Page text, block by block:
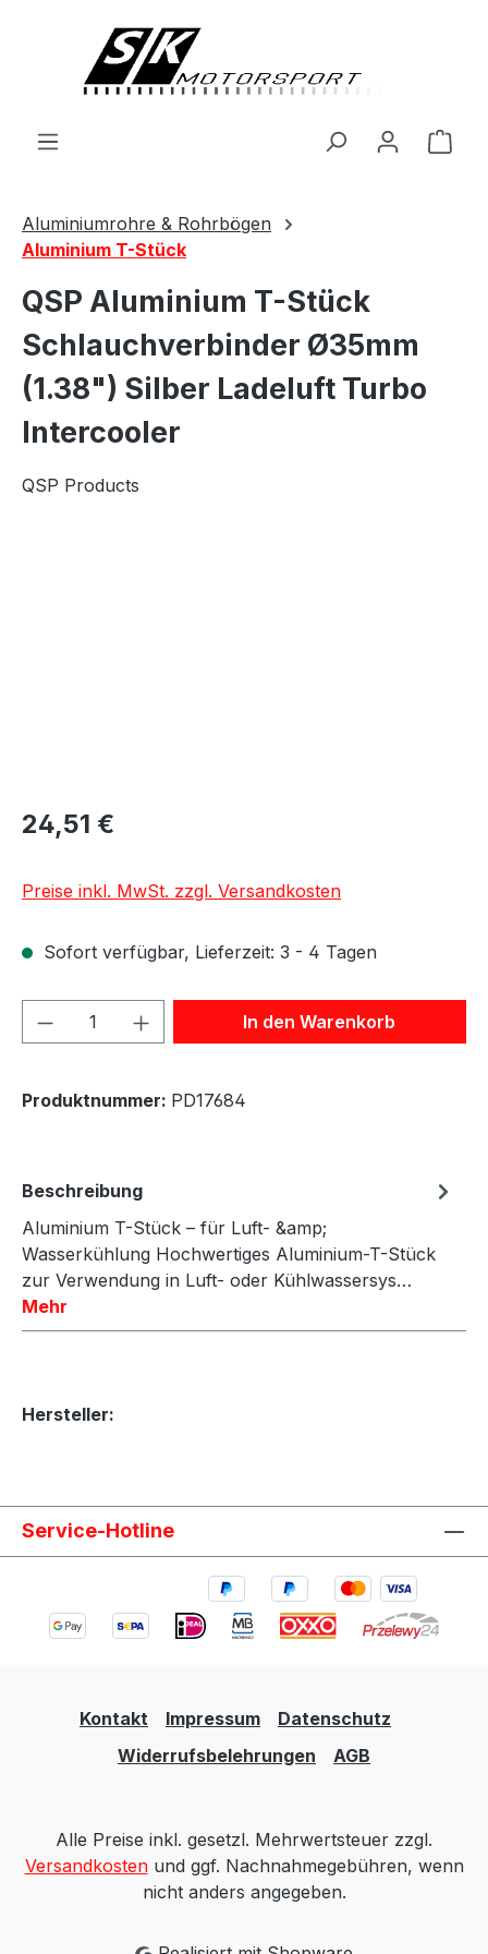
Aluminiumrohre & Rohrbögen
Aluminium T-Stück
QSP Aluminium T-Stück
Schlauchverbinder Ø35mm
(1.38") Silber Ladeluft Turbo
Intercooler
QSP Products
24,51 €
Preise inkl. MwSt. zzgl. Versandkosten
Sofort verfügbar, Lieferzeit: 3 - 4 Tagen
Produkt Anzahl: Gib denIn den Warenkorb
Produktnummer: PD17684
Beschreibung
Aluminium T-Stück – für Luft- &amp;
Wasserkühlung Hochwertiges Aluminium-T-Stück
zur Verwendung in Luft- oder Kühlwassersys…
Mehr
Hersteller:
Service-Hotline
Kontakt Impressum
Datenschutz
Widerrufsbelehrungen
AGB
Alle Preise inkl. gesetzl. Mehrwertsteuer zzgl.
Versandkostenund ggf. Nachnahmegebühren, wenn
nicht anders angegeben.